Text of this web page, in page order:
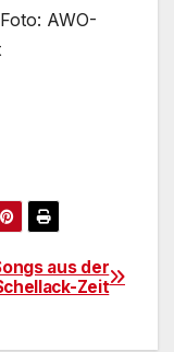
AWO-
aus der
Zeit